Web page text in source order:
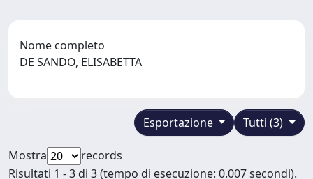
Nome completo
DE SANDO, ELISABETTA
Tutti (3)
Esportazione
Mostra
records
Risultati 1 - 3 di 3 (tempo di esecuzione: 0.007 secondi).